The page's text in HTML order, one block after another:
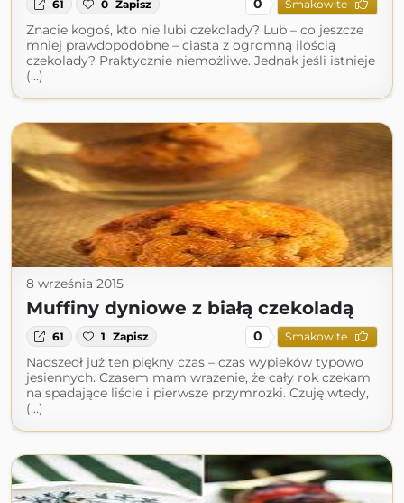
61 0 Zapisz 0 Smakowite
Znacie kogoś, kto nie lubi czekolady? Lub – co jeszcze
mniej prawdopodobne – ciasta z ogromną ilością
czekolady? Praktycznie niemożliwe. Jednak jeśli istnieje
(...)
8 września 2015
Muffiny dyniowe z białą czekoladą
61 1 Zapisz 0 Smakowite
Nadszedł już ten piękny czas – czas wypieków typowo
jesiennych. Czasem mam wrażenie, że cały rok czekam
na spadające liście i pierwsze przymrozki. Czuję wtedy,
(...)